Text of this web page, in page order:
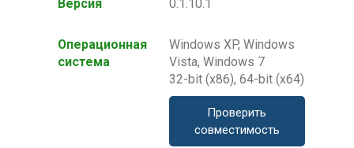
Версия 0.1.10.1
Операционная
система
Windows XP, Windows
Vista, Windows 7
32-bit (x86), 64-bit (x64)
Проверить
совместимость